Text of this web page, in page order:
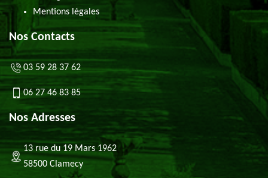
Mentions légales
Nos Contacts
03 59 28 37 62
06 27 46 83 85
Nos Adresses
13 rue du 19 Mars 1962
58500 Clamecy